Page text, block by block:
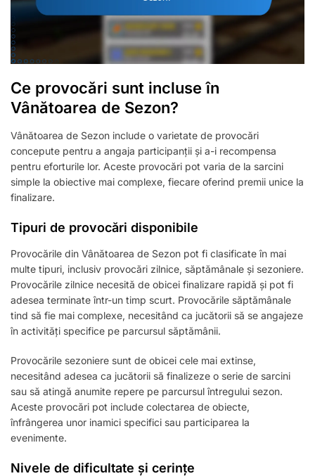
Ce provocări sunt incluse în
Vânătoarea de Sezon?
Vânătoarea de Sezon include o varietate de provocări
concepute pentru a angaja participanții și a-i recompensa
pentru eforturile lor. Aceste provocări pot varia de la sarcini
simple la obiective mai complexe, fiecare oferind premii unice la
finalizare.
Tipuri de provocări disponibile
Provocările din Vânătoarea de Sezon pot fi clasificate în mai
multe tipuri, inclusiv provocări zilnice, săptămânale și sezoniere.
Provocările zilnice necesită de obicei finalizare rapidă și pot fi
adesea terminate într-un timp scurt. Provocările săptămânale
tind să fie mai complexe, necesitând ca jucătorii să se angajeze
în activități specifice pe parcursul săptămânii.
Provocările sezoniere sunt de obicei cele mai extinse,
necesitând adesea ca jucătorii să finalizeze o serie de sarcini
sau să atingă anumite repere pe parcursul întregului sezon.
Aceste provocări pot include colectarea de obiecte,
înfrângerea unor inamici specifici sau participarea la
evenimente.
Nivele de dificultate și cerințe